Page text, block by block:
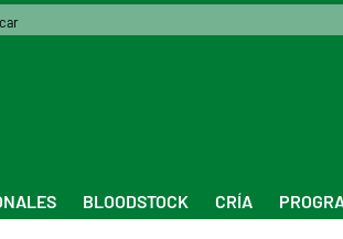
BLOODSTOCK CRÍA